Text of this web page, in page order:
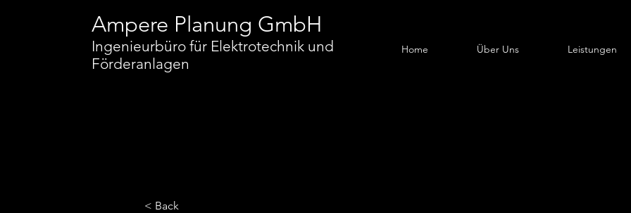
Ampere Planung GmbH
Ingenieurbüro für Elektrotechnik und
Förderanlagen
Home Über Uns Leistungen
< Back